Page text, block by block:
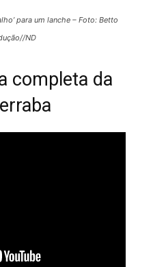
para um lanche – Foto: Betto
ND
completa da